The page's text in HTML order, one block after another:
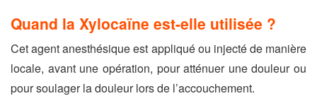
Quand la Xylocaïne est-elle utilisée ?
Cet agent anesthésique est appliqué ou injecté de manière
locale, avant une opération, pour atténuer une douleur ou
pour soulager la douleur lors de l’accouchement.